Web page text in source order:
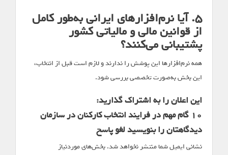
۵. آیا نرم‌افزارهای ایرانی به‌طور کامل
از قوانین مالی و مالیاتی کشور
پشتیبانی می‌کنند؟
همه نرم‌افزارها این پوشش را ندارند و لازم است قبل از انتخاب،
این بخش به‌صورت تخصصی بررسی شود.
این اعلان را به اشتراک گذارید:
10 گام مهم در فرایند انتخاب کارکنان در سازمان
دیدگاهتان را بنویسید لغو پاسخ
نشانی ایمیل شما منتشر نخواهد شد. بخش‌های موردنیاز